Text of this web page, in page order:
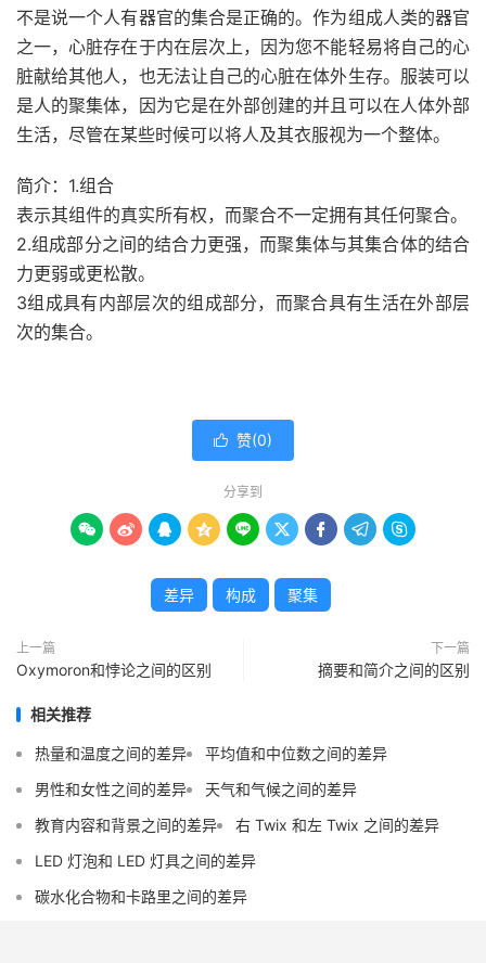
不是说一个人有器官的集合是正确的。作为组成人类的器官
之一，心脏存在于内在层次上，因为您不能轻易将自己的心
脏献给其他人，也无法让自己的心脏在体外生存。服装可以
是人的聚集体，因为它是在外部创建的并且可以在人体外部
生活，尽管在某些时候可以将人及其衣服视为一个整体。
简介：1.组合
表示其组件的真实所有权，而聚合不一定拥有其任何聚合。
2.组成部分之间的结合力更强，而聚集体与其集合体的结合
力更弱或更松散。
3组成具有内部层次的组成部分，而聚合具有生活在外部层
次的集合。
 赞(0)
分享到
        
差异 构成 聚集
上一篇
Oxymoron和悖论之间的区别
下一篇
摘要和简介之间的区别
相关推荐
热量和温度之间的差异
平均值和中位数之间的差异
男性和女性之间的差异
天气和气候之间的差异
教育内容和背景之间的差异
右 Twix 和左 Twix 之间的差异
LED 灯泡和 LED 灯具之间的差异
碳水化合物和卡路里之间的差异